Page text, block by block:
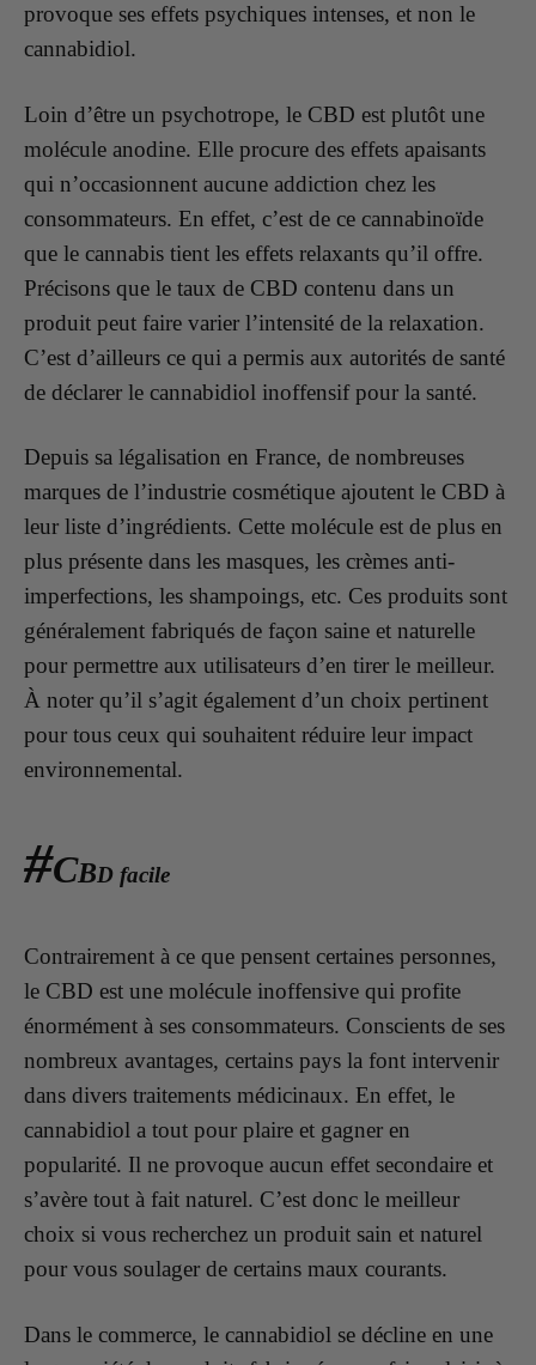
provoque ses effets psychiques intenses, et non le
cannabidiol.
Loin d’être un psychotrope, le CBD est plutôt une
molécule anodine. Elle procure des effets apaisants
qui n’occasionnent aucune addiction chez les
consommateurs. En effet, c’est de ce cannabinoïde
que le cannabis tient les effets relaxants qu’il offre.
Précisons que le taux de CBD contenu dans un
produit peut faire varier l’intensité de la relaxation.
C’est d’ailleurs ce qui a permis aux autorités de santé
de déclarer le cannabidiol inoffensif pour la santé.
Depuis sa légalisation en France, de nombreuses
marques de l’industrie cosmétique ajoutent le CBD à
leur liste d’ingrédients. Cette molécule est de plus en
plus présente dans les masques, les crèmes anti-
imperfections, les shampoings, etc. Ces produits sont
généralement fabriqués de façon saine et naturelle
pour permettre aux utilisateurs d’en tirer le meilleur.
À noter qu’il s’agit également d’un choix pertinent
pour tous ceux qui souhaitent réduire leur impact
environnemental.
#CBD facile
Contrairement à ce que pensent certaines personnes,
le CBD est une molécule inoffensive qui profite
énormément à ses consommateurs. Conscients de ses
nombreux avantages, certains pays la font intervenir
dans divers traitements médicinaux. En effet, le
cannabidiol a tout pour plaire et gagner en
popularité. Il ne provoque aucun effet secondaire et
s’avère tout à fait naturel. C’est donc le meilleur
choix si vous recherchez un produit sain et naturel
pour vous soulager de certains maux courants.
Dans le commerce, le cannabidiol se décline en une